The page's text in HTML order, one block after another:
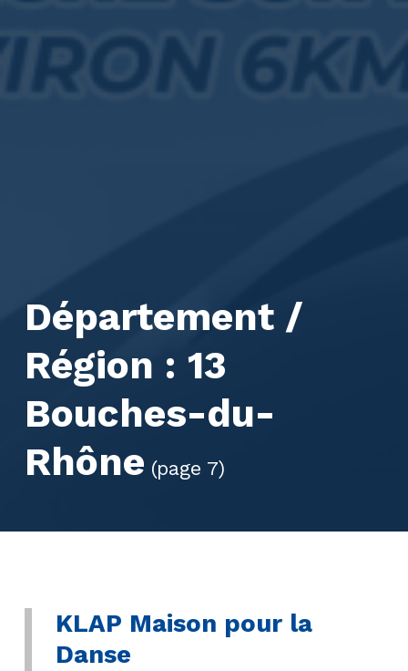
Département /
Région : 13
Bouches-du-
Rhône (page 7)
KLAP Maison pour la
Danse